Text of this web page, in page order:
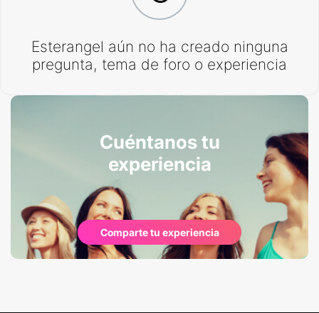
Esterangel aún no ha creado ninguna
pregunta, tema de foro o experiencia
Cuéntanos tu
experiencia
Comparte tu experiencia